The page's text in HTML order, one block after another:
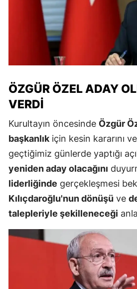
ÖZGÜR ÖZEL ADAY
VERDI
Kurultayın öncesinde Özgür
başkanlık için kesin kararını
geçtiğimiz günlerde yaptığı
yeniden aday olacağını
liderliğinde gerçekleşmesi
Kılıçdaroğlu'nun dönüşü ve
talepleriyle şekilleneceği